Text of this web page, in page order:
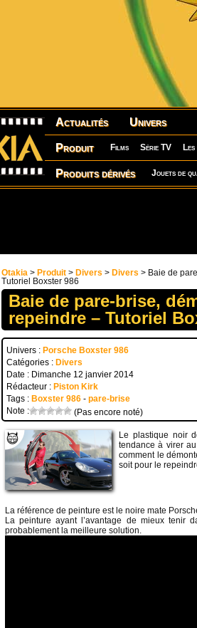
Actualités Univers
Produit Films Série TV
Produits dérivés Jouets de
Otakia > Produit > Divers > Divers > Baie de
Tutoriel Boxster 986
Baie de pare-brise,
repeindre – Tutoriel
Univers : Porsche Boxster 986
Catégories : Divers
Date : Dimanche 12 janvier 2014
Rédacteur : Piston Kirk
Tags : Boxster 986 - pare-brise
Note :
(Pas encore noté)
Le plastique noir
tendance à virer
comment le
soit pour le
La référence de peinture est le noire mate
La peinture ayant l’avantage de mieux tenir
probablement la meilleure solution.